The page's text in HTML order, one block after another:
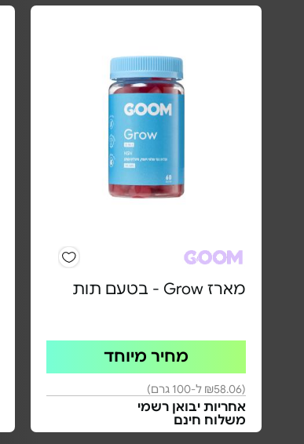
מארז Grow - בטעם תות
מחיר מיוחד
(₪58.06 ל-100 גרם)
אחריות יבואן רשמי
משלוח חינם